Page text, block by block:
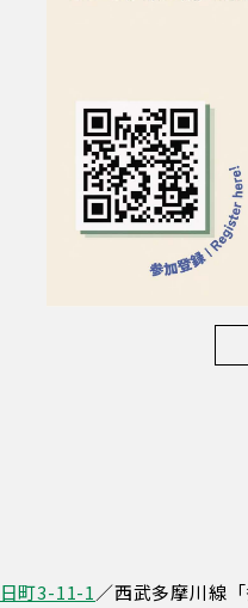
町3-11-1 ／西武多摩川線